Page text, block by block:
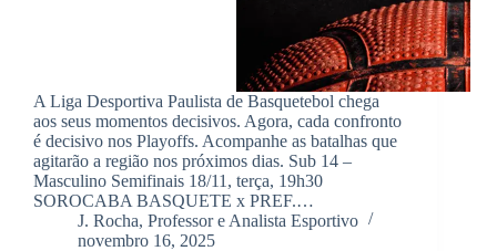
A Liga Desportiva Paulista de Basquetebol chega
aos seus momentos decisivos. Agora, cada confronto
é decisivo nos Playoffs. Acompanhe as batalhas que
agitarão a região nos próximos dias. Sub 14 –
Masculino Semifinais 18/11, terça, 19h30
SOROCABA BASQUETE x PREF.…
J. Rocha, Professor e Analista Esportivo
novembro 16, 2025